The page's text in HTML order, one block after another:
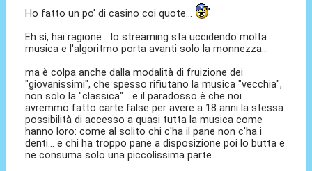
Ho fatto un po' di casino coi quote...
Eh sì, hai ragione... lo streaming sta uccidendo molta
musica e l'algoritmo porta avanti solo la monnezza...
ma è colpa anche dalla modalità di fruizione dei
"giovanissimi", che spesso rifiutano la musica "vecchia",
non solo la "classica"... e il paradosso è che noi
avremmo fatto carte false per avere a 18 anni la stessa
possibilità di accesso a quasi tutta la musica come
hanno loro: come al solito chi c'ha il pane non c'ha i
denti... e chi ha troppo pane a disposizione poi lo butta e
ne consuma solo una piccolissima parte...